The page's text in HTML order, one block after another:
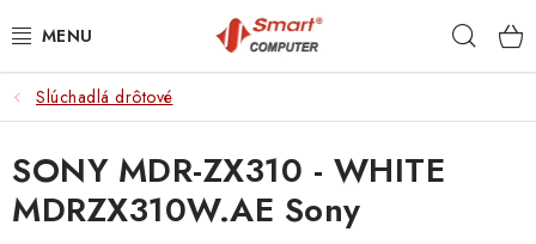
na
NOTEBOOKY
MOBILNÉ ZARIADENIA
PC A KOMPONENTY
Slúchadlá drôtové
SONY MDR-ZX310 - WHITE
MDRZX310W.AE Sony